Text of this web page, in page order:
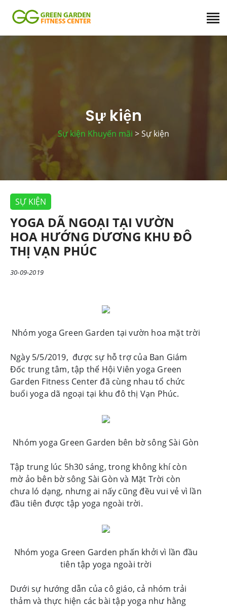
Sự kiện
Sự kiện Khuyến mãi > Sự kiện
SỰ KIỆN
YOGA DÃ NGOẠI TẠI VƯỜN
HOA HƯỚNG DƯƠNG KHU ĐÔ
THỊ VẠN PHÚC
30-09-2019
Nhóm yoga Green Garden tại vườn hoa mặt trời
Ngày 5/5/2019, được sự hỗ trợ của Ban Giám
Đốc trung tâm, tập thể Hội Viên yoga Green
Garden Fitness Center đã cùng nhau tổ chức
buổi yoga dã ngoại tại khu đô thị Vạn Phúc.
Nhóm yoga Green Garden bên bờ sông Sài Gòn
Tập trung lúc 5h30 sáng, trong không khí còn
mờ ảo bên bờ sông Sài Gòn và Mặt Trời còn
chưa ló dạng, nhưng ai nấy cũng đều vui vẻ vì lần
đầu tiên được tập yoga ngoài trời.
Nhóm yoga Green Garden phấn khởi vì lần đầu
tiên tập yoga ngoài trời
Dưới sự hướng dẫn của cô giáo, cả nhóm trải
thảm và thực hiện các bài tập yoga như hằng